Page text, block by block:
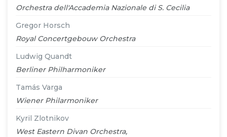
Orchestra dell'Accademia Nazionale di S. Cecilia
Gregor Horsch
Royal Concertgebouw Orchestra
Ludwig Quandt
Berliner Philharmoniker
Tamás Varga
Wiener Philarmoniker
Kyril Zlotnikov
West Eastern Divan Orchestra,